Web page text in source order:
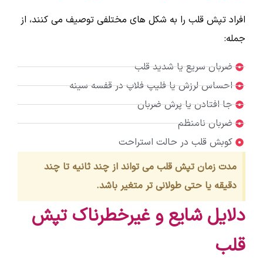
افراد تپش قلب را به شکل های مختلفی توصیف می کنند، از
جمله:
ضربان سریع یا شدید قلب
احساس لرزش یا فلیپ فلاپ در قفسه سینه
جا افتادن یا پرش ضربان
ضربان نامنظم
کوبش قلب در حالت استراحت
مدت زمان تپش قلب می تواند از چند ثانیه تا چند
دقیقه یا حتی طولانی تر متغیر باشد.
دلایل شایع و غیرخطرناک تپش
قلب